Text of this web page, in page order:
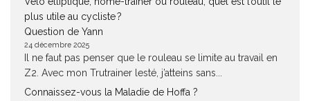
plus utile au cycliste ?
Question de Yann
24 décembre 2025
Il ne faut pas penser que le rouleau se limite au travail en
Z2. Avec mon Trutrainer lesté, j’atteins sans...
Connaissez-vous la Maladie de Hoffa ?